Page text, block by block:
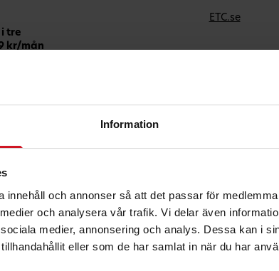
Information
innehåll och annonser så att det passar för
och analysera vår trafik. Vi delar även
medier, annonsering och analys. Dessa kan i
eller som de har samlat in när du har
tre
kr/mån
i
ETC.se